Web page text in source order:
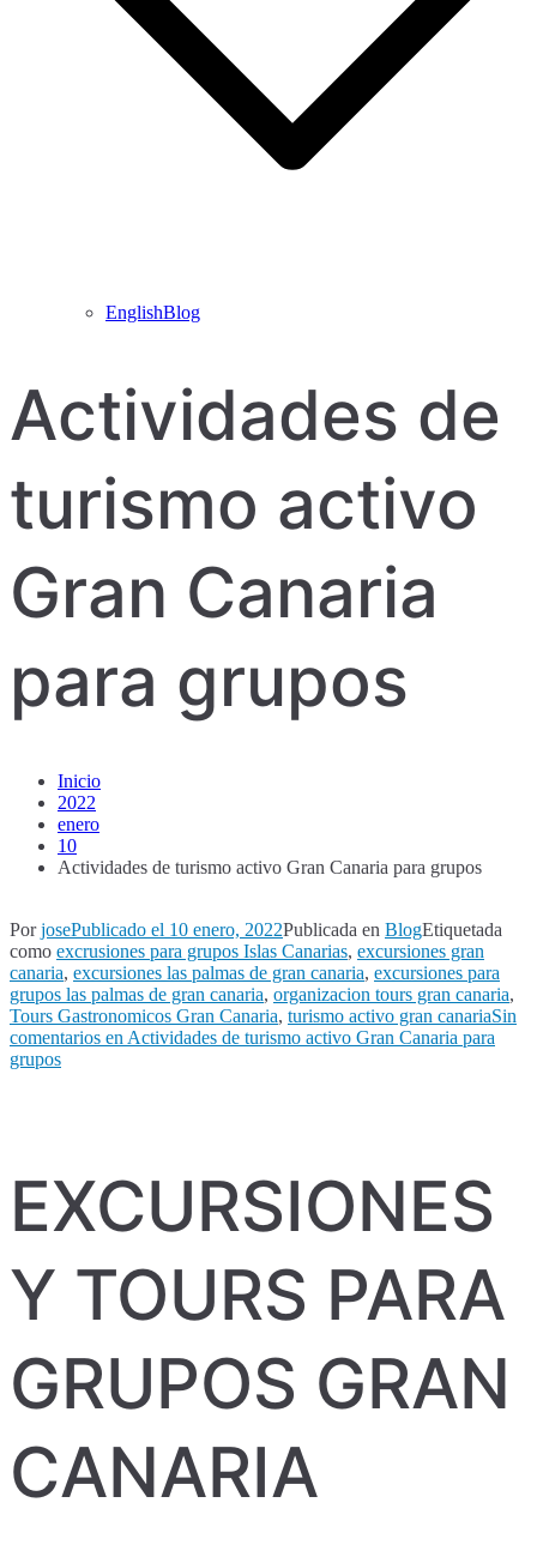
EnglishBlog
Actividades de
turismo activo
Gran Canaria
para grupos
Inicio
2022
enero
10
Actividades de turismo activo Gran Canaria para grupos
PorjosePublicado el 10 enero, 2022Publicada en BlogEtiquetada
como excrusiones para grupos Islas Canarias, excursiones gran
canaria, excursiones las palmas de gran canaria, excursiones para
grupos las palmas de gran canaria, organizacion tours gran canaria,
Tours Gastronomicos Gran Canaria, turismo activo gran canariaSin
comentarios en Actividades de turismo activo Gran Canaria para
grupos
EXCURSIONES
Y TOURS PARA
GRUPOS GRAN
CANARIA